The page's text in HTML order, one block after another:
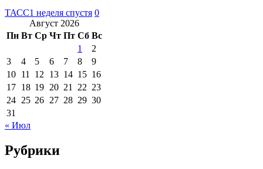
ТАСС1 неделя спустя 0
Август 2026
Пн Вт Ср Чт Пт Сб Вс
1
2
3
4 5 6 7 8
9
10 11 12 13 14 15 16
17 18 19 20 21 22 23
24 25 26 27 28 29 30
31
« Июл
Рубрики